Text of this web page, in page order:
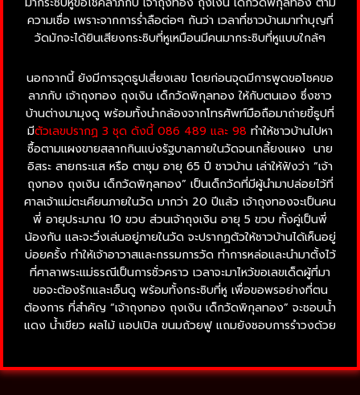
ความเชื่อ เพราะจากการร่ำลือต่อๆ กันว่า เวลาที่ชาวบ้านมาทำบุญที่
วัดมักจะได้ยินเสียงกระซิบที่หูเหมือนมีคนมากระซิบที่หูแบบใกล้ๆ
นอกจากนี้ ยังมีการจุดธูปเสี่ยงเลข โดยก่อนจุดมีการพูดขอโชคขอ
ลาภกับ เจ้าถุงทอง ถุงเงิน เด็กวัดพิกุลทอง ให้กับตนเอง ซึ่งชาว
บ้านต่างมามุงดู พร้อมทั้งนำกล้องจากโทรศัพท์มือถือมาถ่ายขี้ธูปที่
มีตัวเลขปรากฏ 3 ชุด ดังนี้ 086 489 และ 98 ทำให้ชาวบ้านไปหา
ซื้อตามแผงขายสลากกินแบ่งรัฐบาลภายในวัดจนเกลี้ยงแผง นาย
อิสระ สายกระแส หรือ ตาชุม อายุ 65 ปี ชาวบ้าน เล่าให้ฟังว่า “เจ้า
ถุงทอง ถุงเงิน เด็กวัดพิกุลทอง” เป็นเด็กวัดที่มีผู้นำมาปล่อยไว้ที่
ศาลเจ้าแม่ตะเคียนภายในวัด มากว่า 20 ปีแล้ว เจ้าถุงทองจะเป็นคน
พี่ อายุประมาณ 10 ขวบ ส่วนเจ้าถุงเงิน อายุ 5 ขวบ ทั้งคู่เป็นพี่
น้องกัน และจะวิ่งเล่นอยู่ภายในวัด จะปรากฏตัวให้ชาวบ้านได้เห็นอยู่
บ่อยครั้ง ทำให้เจ้าอาวาสและกรรมการวัด ทำการหล่อและนำมาตั้งไว้
ที่ศาลาพระแม่ธรณีเป็นการชั่วคราว เวลาจะมาไหว้ขอเลขเด็ดผู้ที่มา
ขอจะต้องรักและเอ็นดู พร้อมทั้งกระซิบที่หู เพื่อขอพรอย่างที่ตน
ต้องการ ที่สำคัญ “เจ้าถุงทอง ถุงเงิน เด็กวัดพิกุลทอง” จะชอบน้ำ
แดง น้ำเขียว ผลไม้ แอปเปิล ขนมถ้วยฟู แถมยังชอบการรำวงด้วย